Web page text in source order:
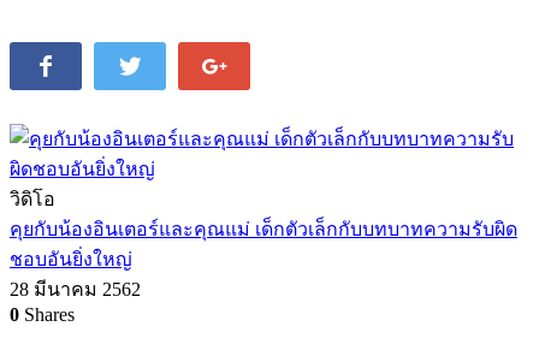
วิดิโอ
คุยกับน้องอินเตอร์และคุณแม่ เด็กตัวเล็กกับบทบาทความรับผิด
ชอบอันยิ่งใหญ่
28 มีนาคม 2562
0 Shares